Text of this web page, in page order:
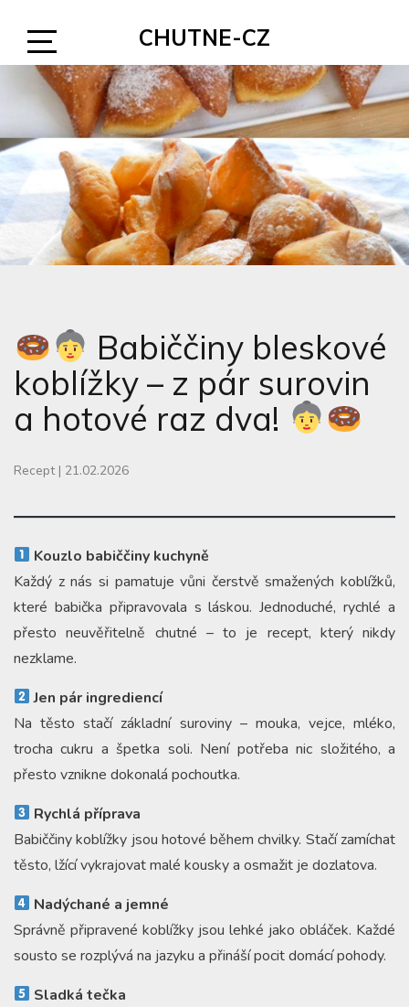
content
Open
Sidebar
CHUTNE-CZ
Babiččiny bleskové
koblížky – z pár surovin
a hotové raz dva!
Recept | 21.02.2026
Kouzlo babiččiny kuchyně
Každý z nás si pamatuje vůni čerstvě smažených koblížků,
které babička připravovala s láskou. Jednoduché, rychlé a
přesto neuvěřitelně chutné – to je recept, který nikdy
nezklame.
Jen pár ingrediencí
Na těsto stačí základní suroviny – mouka, vejce, mléko,
trocha cukru a špetka soli. Není potřeba nic složitého, a
přesto vznikne dokonalá pochoutka.
Rychlá příprava
Babiččiny koblížky jsou hotové během chvilky. Stačí zamíchat
těsto, lžící vykrajovat malé kousky a osmažit je dozlatova.
Nadýchané a jemné
Správně připravené koblížky jsou lehké jako obláček. Každé
sousto se rozplývá na jazyku a přináší pocit domácí pohody.
Sladká tečka